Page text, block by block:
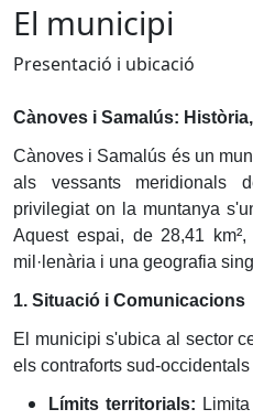
El municipi
Presentació i ubicació
Cànoves i Samalús:
Cànoves i Samalús és un
als vessants meridionals
privilegiat on la muntanya
Aquest espai, de 28,41
mil·lenària i una geografia
1. Situació i Comunicacions
El municipi s'ubica al sector
els contraforts sud-
Límits territorials: